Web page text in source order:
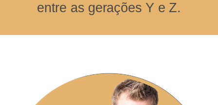
entre as gerações Y e Z.